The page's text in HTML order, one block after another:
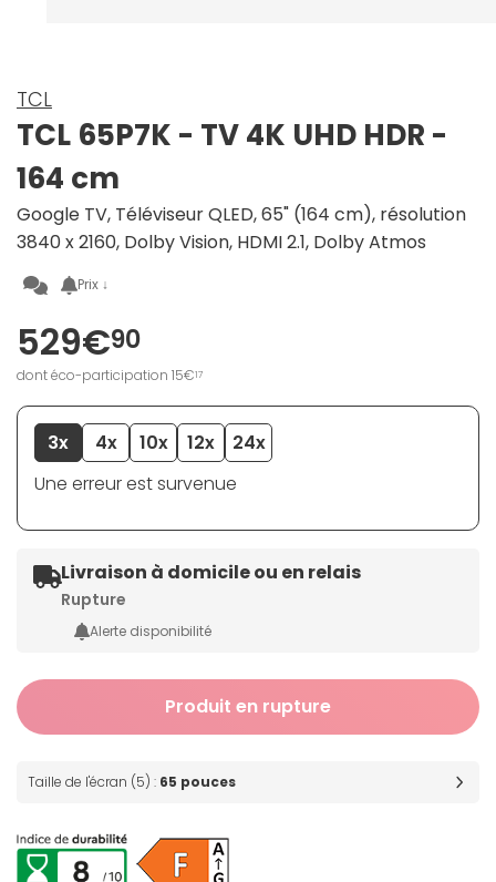
TCL
TCL 65P7K - TV 4K UHD HDR -
164 cm
Google TV, Téléviseur QLED, 65" (164 cm), résolution
3840 x 2160, Dolby Vision, HDMI 2.1, Dolby Atmos
Prix ↓
529€90
dont éco-participation 15€17
3x 4x 10x 12x
24x
Une erreur est survenue
Livraison à domicile ou en relais
Rupture
Alerte disponibilité
Produit en rupture
Taille de l'écran (5) : 65 pouces